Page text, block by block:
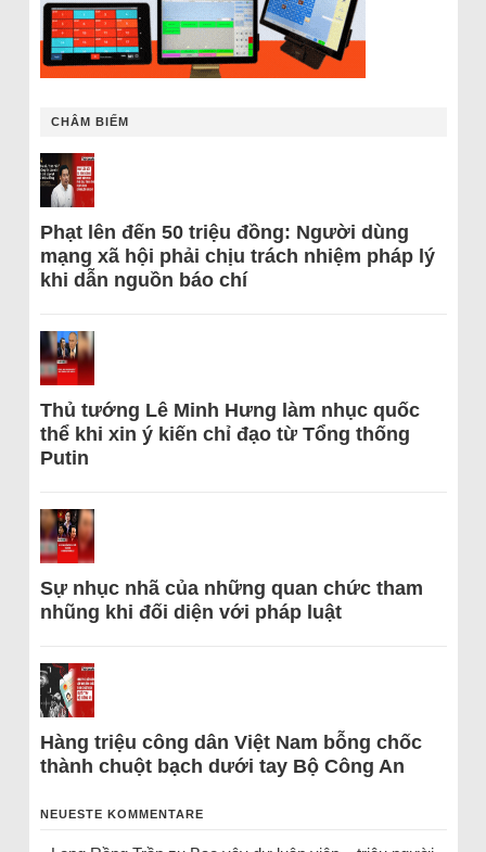
CHÂM BIẾM
Phạt lên đến 50 triệu đồng: Người dùng
mạng xã hội phải chịu trách nhiệm pháp lý
khi dẫn nguồn báo chí
Thủ tướng Lê Minh Hưng làm nhục quốc
thể khi xin ý kiến chỉ đạo từ Tổng thống
Putin
Sự nhục nhã của những quan chức tham
nhũng khi đối diện với pháp luật
Hàng triệu công dân Việt Nam bỗng chốc
thành chuột bạch dưới tay Bộ Công An
NEUESTE KOMMENTARE